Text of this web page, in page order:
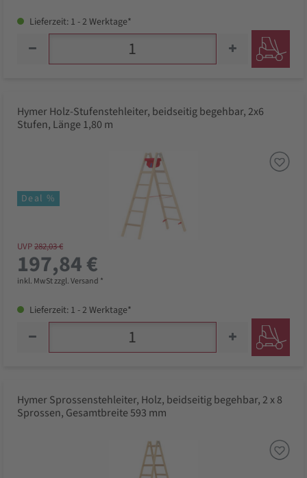
Lieferzeit: 1 - 2 Werktage*
Hymer Holz-Stufenstehleiter, beidseitig begehbar, 2x6
Stufen, Länge 1,80 m
Deal %
UVP282,03 €
197,84 €
inkl. MwSt zzgl. Versand *
Lieferzeit: 1 - 2 Werktage*
Hymer Sprossenstehleiter, Holz, beidseitig begehbar, 2 x 8
Sprossen, Gesamtbreite 593 mm